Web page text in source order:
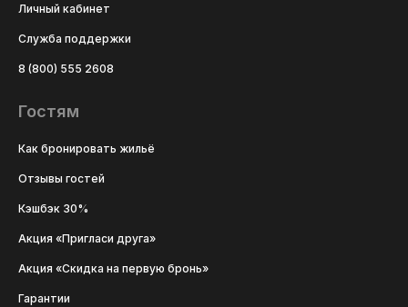
Личный кабинет
Служба поддержки
8 (800) 555 2608
Гостям
Как бронировать жильё
Отзывы гостей
Кэшбэк 30%
Акция «Пригласи друга»
Акция «Скидка на первую бронь»
Гарантии